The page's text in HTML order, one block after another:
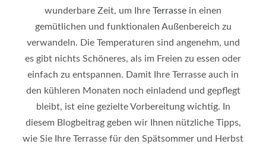
wunderbare Zeit, um Ihre Terrasse in einen
gemütlichen und funktionalen Außenbereich zu
verwandeln. Die Temperaturen sind angenehm, und
es gibt nichts Schöneres, als im Freien zu essen oder
einfach zu entspannen. Damit Ihre Terrasse auch in
den kühleren Monaten noch einladend und gepflegt
bleibt, ist eine gezielte Vorbereitung wichtig. In
diesem Blogbeitrag geben wir Ihnen nützliche Tipps,
wie Sie Ihre Terrasse für den Spätsommer und Herbst